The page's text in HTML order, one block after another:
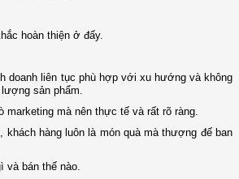
hoàn thiện ở đấy.
doanh liên tục phù hợp với xu hướng và không
sản phẩm.
marketing mà nên thực tế và rất rõ ràng.
khách hàng luôn là món quà mà thượng đế ban
và bán thế nào.